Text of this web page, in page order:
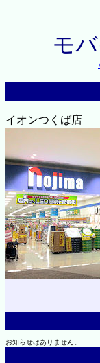
モ
イオンつくば店
お知らせはありません。